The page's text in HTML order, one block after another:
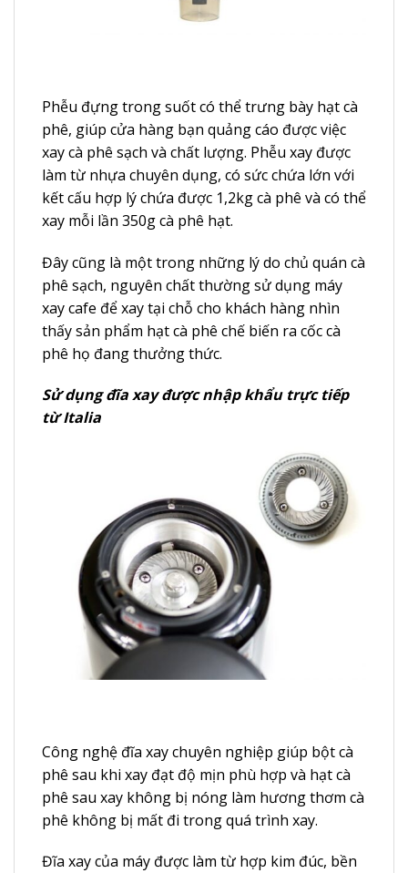
Phễu đựng trong suốt có thể trưng bày hạt cà
phê, giúp cửa hàng bạn quảng cáo được việc
xay cà phê sạch và chất lượng. Phễu xay được
làm từ nhựa chuyên dụng, có sức chứa lớn với
kết cấu hợp lý chứa được 1,2kg cà phê và có thể
xay mỗi lần 350g cà phê hạt.
Đây cũng là một trong những lý do chủ quán cà
phê sạch, nguyên chất thường sử dụng máy
xay cafe để xay tại chỗ cho khách hàng nhìn
thấy sản phẩm hạt cà phê chế biến ra cốc cà
phê họ đang thưởng thức.
Sử dụng đĩa xay được nhập khẩu trực tiếp
từ Italia
Công nghệ đĩa xay chuyên nghiệp giúp bột cà
phê sau khi xay đạt độ mịn phù hợp và hạt cà
phê sau xay không bị nóng làm hương thơm cà
phê không bị mất đi trong quá trình xay.
Đĩa xay của máy được làm từ hợp kim đúc, bền